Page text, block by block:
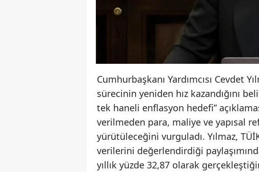
Cumhurbaşkanı Yardımcısı Cevdet
sürecinin yeniden hız kazandığını
tek haneli enflasyon hedefi”
verilmeden para, maliye ve yapısal
yürütüleceğini vurguladı. Yılmaz,
verilerini değerlendirdiği
yıllık yüzde 32,87 olarak